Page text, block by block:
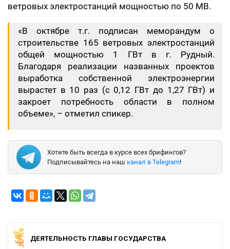
ветровых электростанций мощностью по 50 МВ.
«В октябре т.г. подписан меморандум о
строительстве 165 ветровых электростанций
общей мощностью 1 ГВт в г. Рудный.
Благодаря реализации названных проектов
выработка собственной электроэнергии
вырастет в 10 раз (с 0,12 ГВт до 1,27 ГВт) и
закроет потребность области в полном
объеме», – отметил спикер.
Хотите быть всегда в курсе всех брифингов?
Подписывайтесь на наш канал в Telegram!
ДЕЯТЕЛЬНОСТЬ ГЛАВЫ ГОСУДАРСТВА